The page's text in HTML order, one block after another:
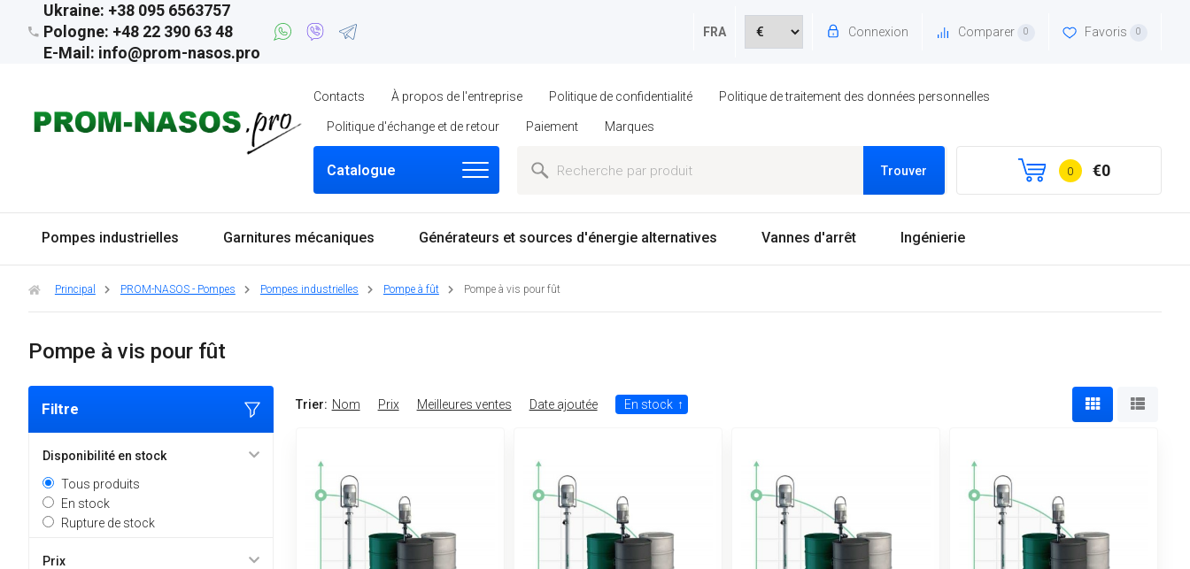
Ukraine: +38 095 6563757
Pologne: +48 22 390 63 48
E-Mail: info@prom-nasos.pro
FRA Connexion Comparer 0 Favoris 0
Contacts À propos de l'entreprise Politique de confidentialité Politique de traitement des données personnelles
Politique d'échange et de retour Paiement Marques
Catalogue Trouver 0 €0
Pompes industrielles Garnitures mécaniques Générateurs et sources d'énergie alternatives Vannes d'arrêt Ingénierie
Principal PROM-NASOS - Pompes Pompes industrielles Pompe à fût Pompe à vis pour fût
Pompe à vis pour fût
Filtre
Disponibilité en stock
Tous produits
En stock
Rupture de stock
Prix
Trier: Nom Prix Meilleures ventes Date ajoutée En stock ↑